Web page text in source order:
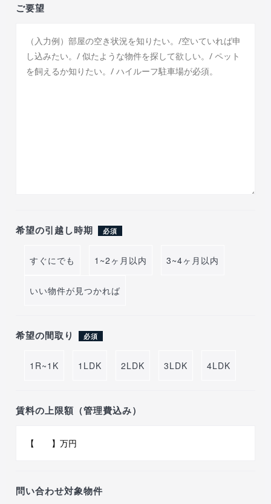
ご要望
希望の引越し時期 必須
すぐにでも 1~2ヶ月以内 3~4ヶ月以内
いい物件が見つかれば
希望の間取り 必須
1R~1K 1LDK 2LDK 3LDK 4LDK
賃料の上限額（管理費込み）
問い合わせ対象物件